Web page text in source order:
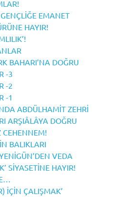
EMANET
HAYIR!
BAHARI’NA DOĞRU
-3
-2
-1
ABDÜLHAMİT ZEHRİ
ARŞIÂLÂYA DOĞRU
BALIKLARI
VEDA
SİYASETİNE HAYIR!
İÇİN ÇALIŞMAK’